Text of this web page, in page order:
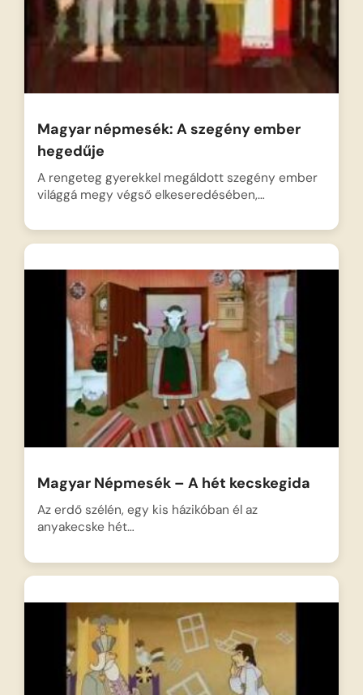
Magyar népmesék: A szegény ember
hegedűje
A rengeteg gyerekkel megáldott szegény ember
világgá megy végső elkeseredésében,…
Magyar Népmesék – A hét kecskegida
Az erdő szélén, egy kis házikóban él az
anyakecske hét…